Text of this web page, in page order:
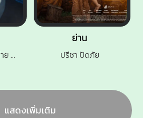
ปรีชา ปัดภัย x กระต่าย พรรณนิภา
ย่าน
ปรีชา ปัดภัย
แสดงเพิ่มเติม